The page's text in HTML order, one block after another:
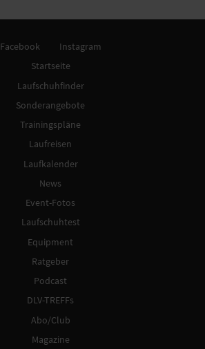
Facebook
Instagram
Startseite
Laufschuhfinder
Sonderangebote
Trainingspläne
Laufreisen
Laufkalender
News
Event-Fotos
Laufschuhtest
Equipment
Ratgeber
Podcast
DLV-TREFFs
Abo/Club
Magazine